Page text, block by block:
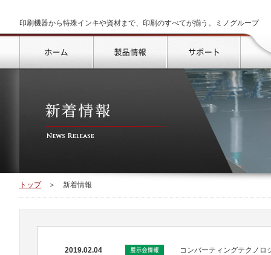
印刷機器から特殊インキや資材まで、印刷のすべてが揃う。ミノグループ
トップ
製品情報 サポート
トップ ＞ 新着情報
2019.02.04 コンバーティングテクノロ